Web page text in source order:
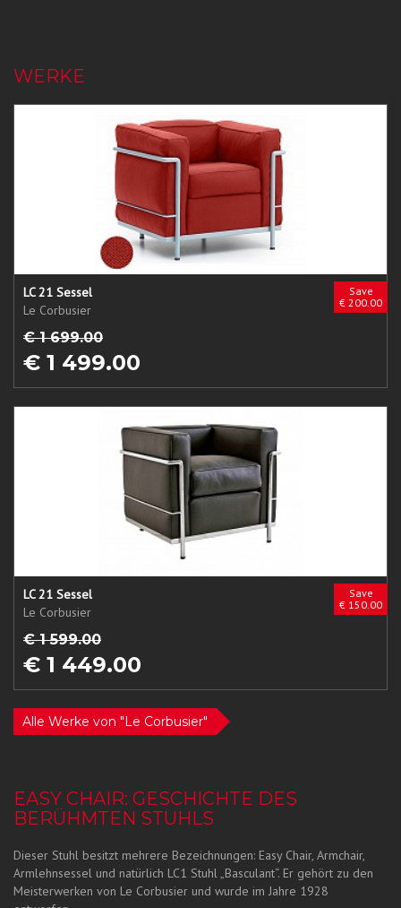
WERKE
Save
€ 200.00
LC 21 Sessel
Le Corbusier
€ 1 699.00
€ 1 499.00
Save
€ 150.00
LC 21 Sessel
Le Corbusier
€ 1 599.00
€ 1 449.00
Alle Werke von "Le Corbusier"
EASY CHAIR: GESCHICHTE DES
BERÜHMTEN STUHLS
Dieser Stuhl besitzt mehrere Bezeichnungen: Easy Chair, Armchair,
Armlehnsessel und natürlich LC1 Stuhl „Basculant“. Er gehört zu den
Meisterwerken von Le Corbusier und wurde im Jahre 1928